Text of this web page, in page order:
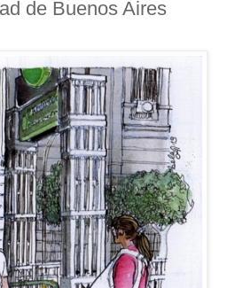
de Buenos Aires